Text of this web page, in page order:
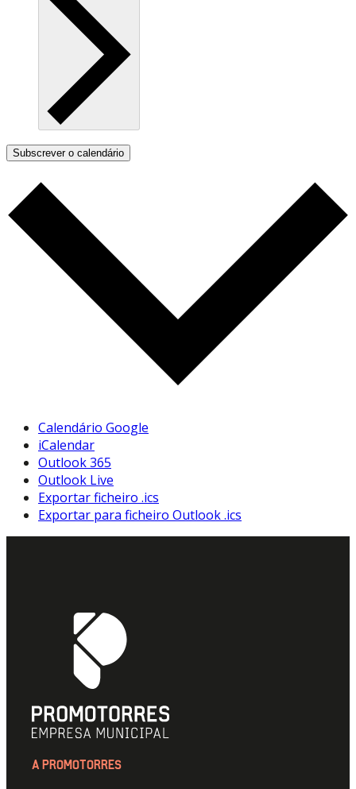
Subscrever o calendário
Calendário Google
iCalendar
Outlook 365
Outlook Live
Exportar ficheiro .ics
Exportar para ficheiro Outlook .ics
A PROMOTORRES